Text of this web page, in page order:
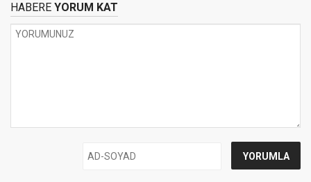
HABERE YORUM KAT